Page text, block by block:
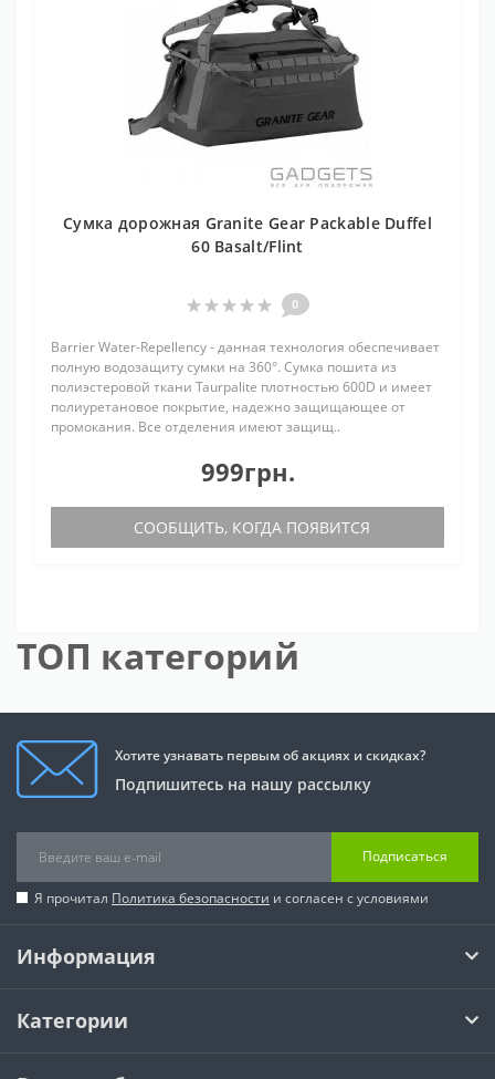
Сумка дорожная Granite Gear Packable Duffel
60 Basalt/Flint
0
Barrier Water-Repellency - данная технология обеспечивает
полную водозащиту сумки на 360°. Сумка пошита из
полиэстеровой ткани Taurpalite плотностью 600D и имеет
полиуретановое покрытие, надежно защищающее от
промокания. Все отделения имеют защищ..
999грн.
СООБЩИТЬ, КОГДА ПОЯВИТСЯ
ТОП категорий
Хотите узнавать первым об акциях и скидках?
Подпишитесь на нашу рассылку
Подписаться
Я прочитал Политика безопасности и согласен с условиями
Информация
Категории